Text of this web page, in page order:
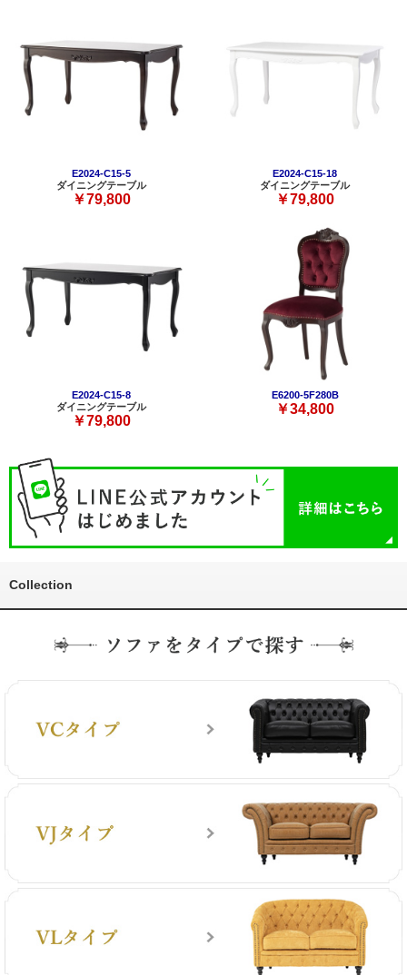
E2024-C15-5
ダイニングテーブル
￥79,800
E2024-C15-18
ダイニングテーブル
￥79,800
E2024-C15-8
ダイニングテーブル
￥79,800
E6200-5F280B
￥34,800
Collection